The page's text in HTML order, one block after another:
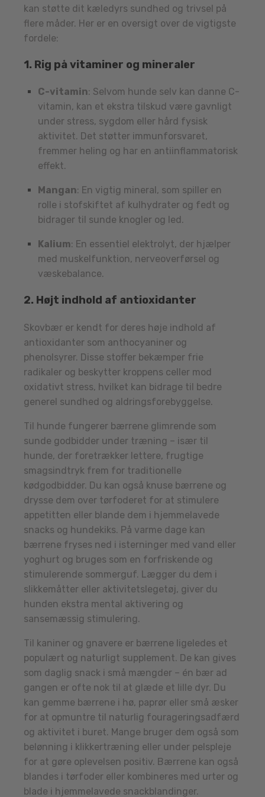
kan støtte dit kæledyrs sundhed og trivsel på
flere måder. Her er en oversigt over de vigtigste
fordele:
1. Rig på vitaminer og mineraler
C-vitamin: Selvom hunde selv kan danne C-
vitamin, kan et ekstra tilskud være gavnligt
under stress, sygdom eller hård fysisk
aktivitet. Det støtter immunforsvaret,
fremmer heling og har en antiinflammatorisk
effekt.
Mangan: En vigtig mineral, som spiller en
rolle i stofskiftet af kulhydrater og fedt og
bidrager til sunde knogler og led.
Kalium: En essentiel elektrolyt, der hjælper
med muskelfunktion, nerveoverførsel og
væskebalance.
2. Højt indhold af antioxidanter
Skovbær er kendt for deres høje indhold af
antioxidanter som anthocyaniner og
phenolsyrer. Disse stoffer bekæmper frie
radikaler og beskytter kroppens celler mod
oxidativt stress, hvilket kan bidrage til bedre
generel sundhed og aldringsforebyggelse.
Til hunde fungerer bærrene glimrende som
sunde godbidder under træning – især til
hunde, der foretrækker lettere, frugtige
smagsindtryk frem for traditionelle
kødgodbidder. Du kan også knuse bærrene og
drysse dem over tørfoderet for at stimulere
appetitten eller blande dem i hjemmelavede
snacks og hundekiks. På varme dage kan
bærrene fryses ned i isterninger med vand eller
yoghurt og bruges som en forfriskende og
stimulerende sommerguf. Lægger du dem i
slikkemåtter eller aktivitetslegetøj, giver du
hunden ekstra mental aktivering og
sansemæssig stimulering.
Til kaniner og gnavere er bærrene ligeledes et
populært og naturligt supplement. De kan gives
som daglig snack i små mængder – én bær ad
gangen er ofte nok til at glæde et lille dyr. Du
kan gemme bærrene i hø, paprør eller små æsker
for at opmuntre til naturlig fourageringsadfærd
og aktivitet i buret. Mange bruger dem også som
belønning i klikkertræning eller under pelspleje
for at gøre oplevelsen positiv. Bærrene kan også
blandes i tørfoder eller kombineres med urter og
blade i hjemmelavede snackblandinger.